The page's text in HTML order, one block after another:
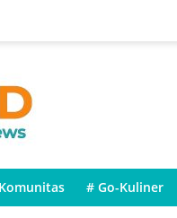
Komunitas # Go-Kuliner